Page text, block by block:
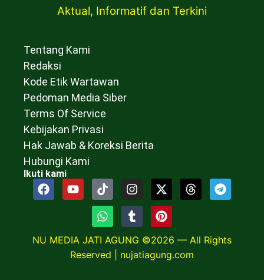
Aktual, Informatif dan Terkini
Tentang Kami
Redaksi
Kode Etik Wartawan
Pedoman Media Siber
Terms Of Service
Kebijakan Privasi
Hak Jawab & Koreksi Berita
Hubungi Kami
Ikuti kami
NU MEDIA JATI AGUNG ©2026 — All Rights
Reserved | nujatiagung.com